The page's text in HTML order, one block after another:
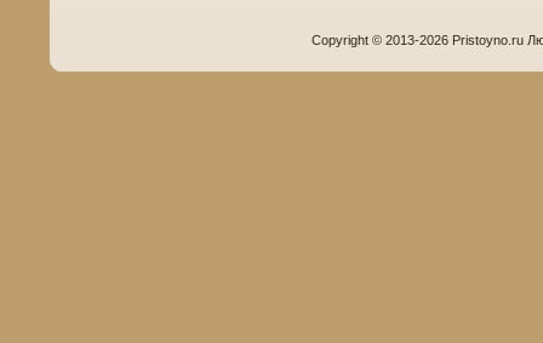
Copyright © 2013-2026 Pristoyno.ru